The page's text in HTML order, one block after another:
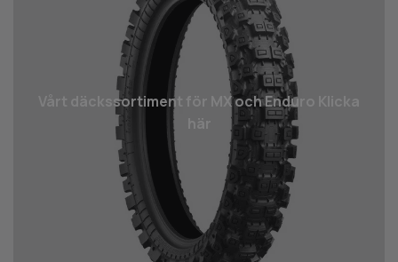
Vårt däcks­sortiment för MX och Enduro Klicka